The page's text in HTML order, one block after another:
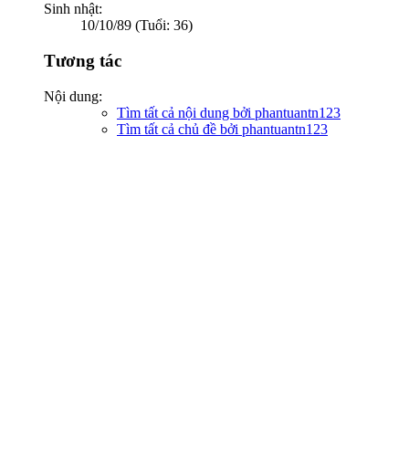
Sinh nhật:
10/10/89 (Tuổi: 36)
Tương tác
Nội dung:
Tìm tất cả nội dung bởi phantuantn123
Tìm tất cả chủ đề bởi phantuantn123